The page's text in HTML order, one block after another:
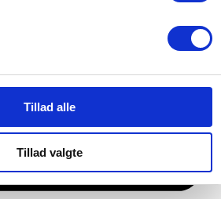
Tillad alle
Tillad valgte